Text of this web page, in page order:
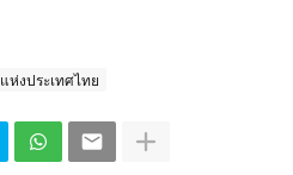
ห่งประเทศไทย